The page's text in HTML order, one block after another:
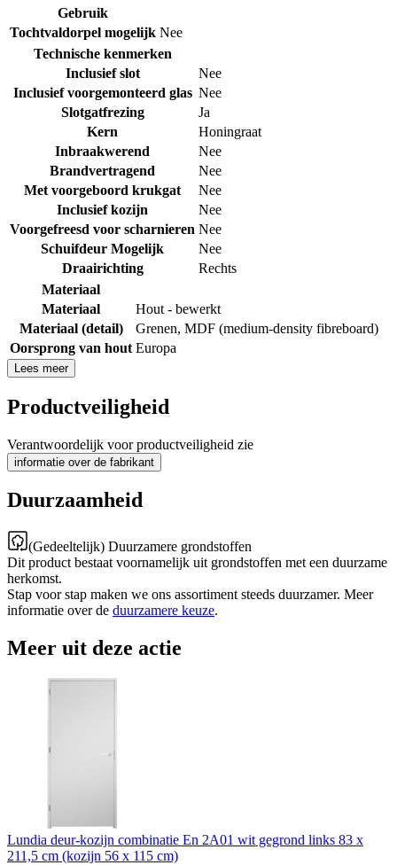
Gebruik
Tochtvaldorpel mogelijk Nee
Technische kenmerken
Inclusief slot
Nee
Inclusief voorgemonteerd glas Nee
Slotgatfrezing
Ja
Kern
Honingraat
Inbraakwerend
Nee
Brandvertragend
Nee
Met voorgeboord krukgat
Nee
Inclusief kozijn
Nee
Voorgefreesd voor scharnieren Nee
Schuifdeur Mogelijk
Nee
Draairichting
Rechts
Materiaal
Materiaal
Hout - bewerkt
Materiaal (detail)
Grenen, MDF (medium-density fibreboard)
Oorsprong van hout Europa
Lees meer
Productveiligheid
Verantwoordelijk voor productveiligheid zie
informatie over de fabrikant
Duurzaamheid
(Gedeeltelijk) Duurzamere grondstoffen
Dit product bestaat voornamelijk uit grondstoffen met een duurzame
herkomst.
Stap voor stap maken we ons assortiment steeds duurzamer. Meer
informatie over de duurzamere keuze.
Meer uit deze actie
Lundia deur-kozijn combinatie En 2A01 wit gegrond links 83 x
211,5 cm (kozijn 56 x 115 cm)